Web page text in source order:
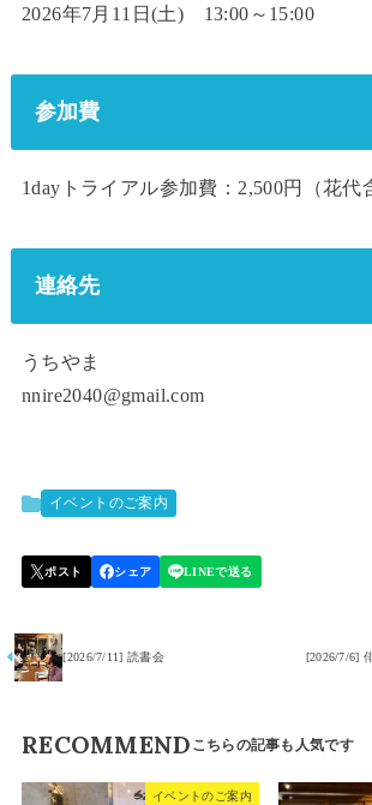
2026年7月11日(土) 13:00～15:00
参加費
1dayトライアル参加費：2,500円（花代
連絡先
うちやま
nnire2040@gmail.com
イベントのご案内
[2026/7/11] 読書会 [2026/7/6]
RECOMMEND
イベントのご案内